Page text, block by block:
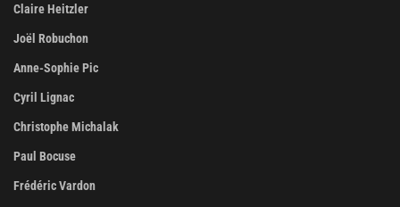
Claire Heitzler
Joël Robuchon
Anne-Sophie Pic
Cyril Lignac
Christophe Michalak
Paul Bocuse
Frédéric Vardon